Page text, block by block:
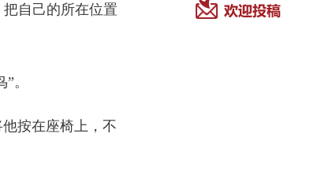
自己的所在位置
。
按在座椅上，不